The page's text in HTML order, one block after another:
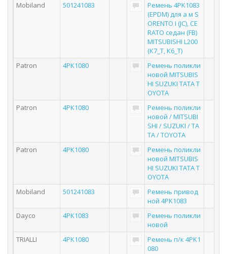
Mobiland
501241083
Ремень 4PK1083
(EPDM) для а м S
ORENTO I (JC), CE
RATO седан (FB)
MITSUBISHI L200
(K7_T, K6_T)
Patron
4PK1080
Ремень поликли
новой MITSUBIS
HI SUZUKI TATA T
OYOTA
Patron
4PK1080
Ремень поликли
новой / MITSUBI
SHI / SUZUKI / TA
TA / TOYOTA
Patron
4PK1080
Ремень поликли
новой MITSUBIS
HI SUZUKI TATA T
OYOTA
Mobiland
501241083
Ремень привод
ной 4PK1083
Dayco
4PK1083
Ремень поликли
новой
TRIALLI
4PK1080
Ремень п/к 4PK1
080